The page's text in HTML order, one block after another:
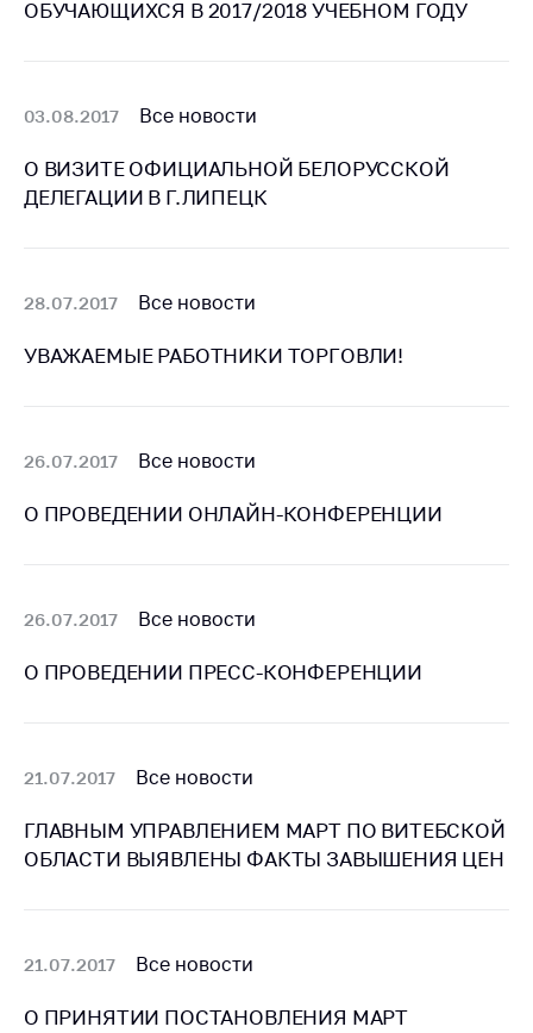
изделия
Контакты
Адрес и режим
Министра
государственный
орган
Важное на сайте
Ценообразование
средства, изделия
технику
Решение Комиссии
по установлению
факта нарушения
законодательства
Предостережения и
ОБУЧАЮЩИХСЯ В 2017/2018 УЧЕБНОМ ГОДУ
03.08.2017 Все новости
О ВИЗИТЕ ОФИЦИАЛЬНОЙ БЕЛОРУССКОЙ
ДЕЛЕГАЦИИ В Г.ЛИПЕЦК
28.07.2017 Все новости
УВАЖАЕМЫЕ РАБОТНИКИ ТОРГОВЛИ!
26.07.2017 Все новости
О ПРОВЕДЕНИИ ОНЛАЙН-КОНФЕРЕНЦИИ
26.07.2017 Все новости
О ПРОВЕДЕНИИ ПРЕСС-КОНФЕРЕНЦИИ
21.07.2017 Все новости
ГЛАВНЫМ УПРАВЛЕНИЕМ МАРТ ПО ВИТЕБСКОЙ
ОБЛАСТИ ВЫЯВЛЕНЫ ФАКТЫ ЗАВЫШЕНИЯ ЦЕН
21.07.2017 Все новости
О ПРИНЯТИИ ПОСТАНОВЛЕНИЯ МАРТ